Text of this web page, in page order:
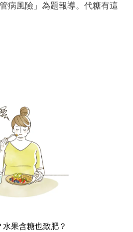
病風險」為題報導。代糖有這
果含糖也致肥？